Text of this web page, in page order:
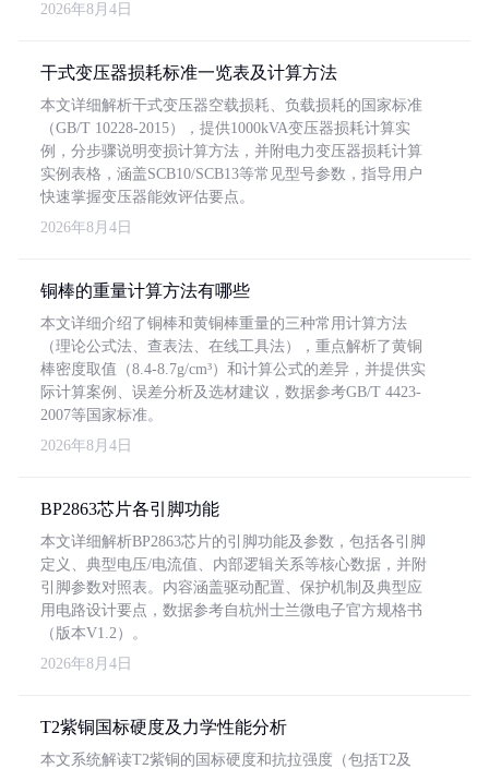
2026年8月4日
干式变压器损耗标准一览表及计算方法
本文详细解析干式变压器空载损耗、负载损耗的国家标准
（GB/T 10228-2015），提供1000kVA变压器损耗计算实
例，分步骤说明变损计算方法，并附电力变压器损耗计算
实例表格，涵盖SCB10/SCB13等常见型号参数，指导用户
快速掌握变压器能效评估要点。
2026年8月4日
铜棒的重量计算方法有哪些
本文详细介绍了铜棒和黄铜棒重量的三种常用计算方法
（理论公式法、查表法、在线工具法），重点解析了黄铜
棒密度取值（8.4-8.7g/cm³）和计算公式的差异，并提供实
际计算案例、误差分析及选材建议，数据参考GB/T 4423-
2007等国家标准。
2026年8月4日
BP2863芯片各引脚功能
本文详细解析BP2863芯片的引脚功能及参数，包括各引脚
定义、典型电压/电流值、内部逻辑关系等核心数据，并附
引脚参数对照表。内容涵盖驱动配置、保护机制及典型应
用电路设计要点，数据参考自杭州士兰微电子官方规格书
（版本V1.2）。
2026年8月4日
T2紫铜国标硬度及力学性能分析
本文系统解读T2紫铜的国标硬度和抗拉强度（包括T2及